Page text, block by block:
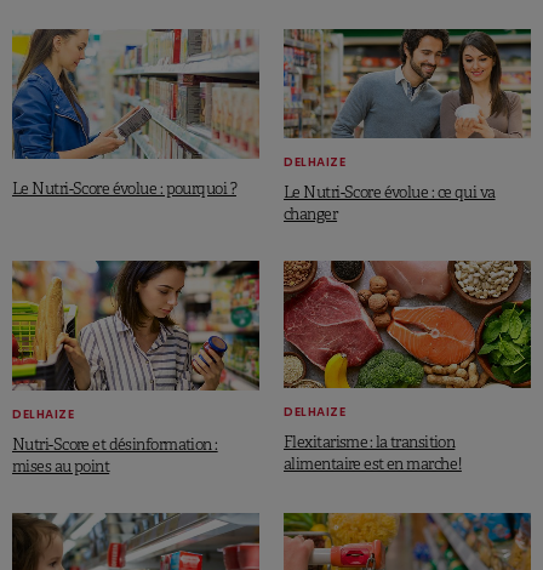
Le Nutri-Score évolue : pourquoi ?
DELHAIZE
Le Nutri-Score évolue : ce qui va
changer
DELHAIZE
Nutri-Score et désinformation :
mises au point
DELHAIZE
Flexitarisme : la transition
alimentaire est en marche !